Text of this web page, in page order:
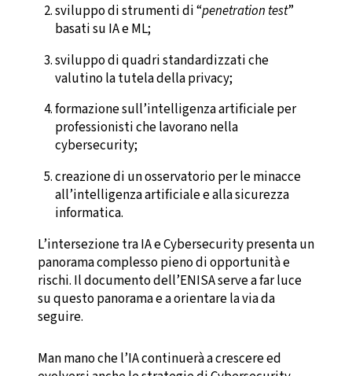
sviluppo di strumenti di “penetration test”
basati su IA e ML;
sviluppo di quadri standardizzati che
valutino la tutela della privacy;
formazione sull’intelligenza artificiale per
professionisti che lavorano nella
cybersecurity;
creazione di un osservatorio per le minacce
all’intelligenza artificiale e alla sicurezza
informatica.
L’intersezione tra IA e Cybersecurity presenta un
panorama complesso pieno di opportunità e
rischi. Il documento dell’ENISA serve a far luce
su questo panorama e a orientare la via da
seguire.
Man mano che l’IA continuerà a crescere ed